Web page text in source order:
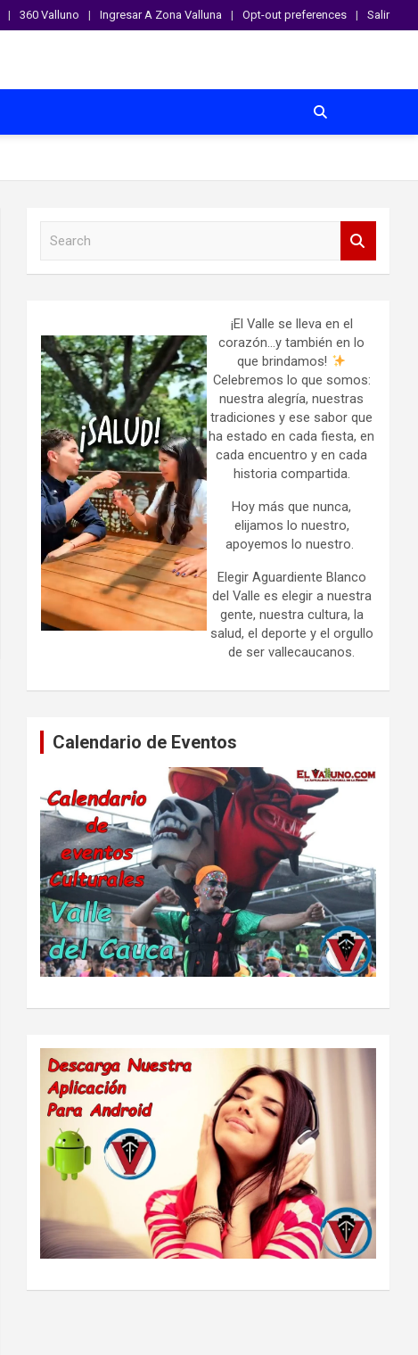
360 Valluno Ingresar A Zona Valluna Opt-out preferences Salir
¡El Valle se lleva en el
corazón…y también en lo
que brindamos!
Celebremos lo que somos:
nuestra alegría, nuestras
tradiciones y ese sabor que
ha estado en cada fiesta, en
cada encuentro y en cada
historia compartida.
Hoy más que nunca,
elijamos lo nuestro,
apoyemos lo nuestro.
Elegir Aguardiente Blanco
del Valle es elegir a nuestra
gente, nuestra cultura, la
salud, el deporte y el orgullo
de ser vallecaucanos.
Calendario de Eventos